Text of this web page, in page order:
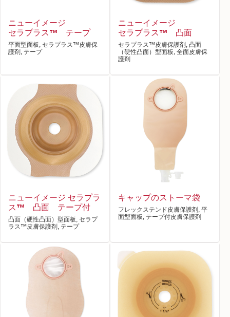
ニューイメージ
セラプラス™ テープ
平面型面板, セラプラス™皮膚保
護剤, テープ
ニューイメージ
セラプラス™ 凸面
セラプラス™皮膚保護剤, 凸面
（硬性凸面）型面板, 全面皮膚保
護剤
ニューイメージ セラプラ
ス™ 凸面 テープ付
凸面（硬性凸面）型面板, セラプ
ラス™皮膚保護剤, テープ
キャップのストーマ袋
フレックステンド皮膚保護剤, 平
面型面板, テープ付皮膚保護剤